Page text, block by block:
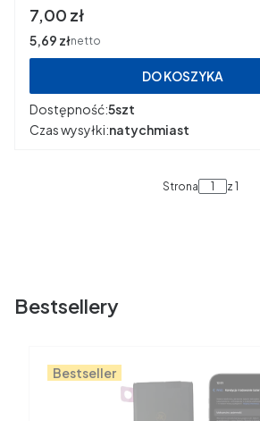
Cena
7,00 zł
Cena
5,69 złnetto
DO KOSZYKA
Dostępność:5szt
Czas wysyłki:natychmiast
Strona z 1
Bestsellery
Bestseller